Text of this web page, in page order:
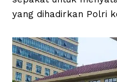
yang dihadirkan Polri